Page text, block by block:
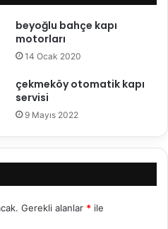
beyoğlu bahçe kapı
motorları
14 Ocak 2020
çekmeköy otomatik kapı
servisi
9 Mayıs 2022
Gerekli alanlar * ile